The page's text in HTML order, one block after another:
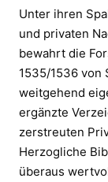
Unter ihren
und privaten
bewahrt die
1535/1536 von
weitgehend
ergänzte
zerstreuten
Herzogliche
überaus